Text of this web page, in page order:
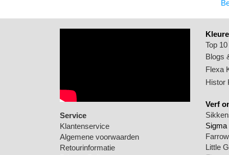
Service
Klantenservice
Algemene voorwaarden
Retourinformatie
Top
Blogs
Flexa
Histor
Verf
Sigma
Little